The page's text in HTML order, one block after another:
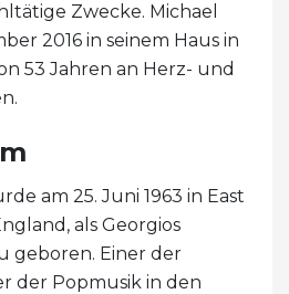
Zwecke. Michael
2016 in seinem Haus in
53 Jahren an Herz- und
am 25. Juni 1963 in East
als Georgios
geboren. Einer der
der Popmusik in den